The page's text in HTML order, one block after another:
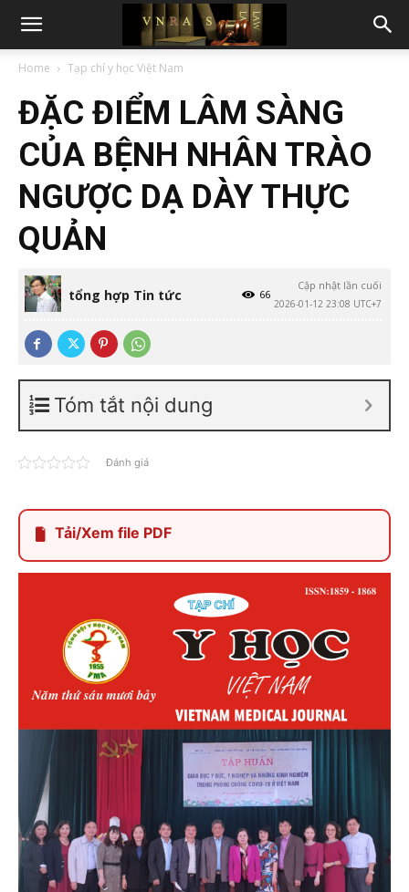
Home Tạp chí y học Việt Nam
ĐẶC ĐIỂM LÂM SÀNG
CỦA BỆNH NHÂN TRÀO
NGƯỢC DẠ DÀY THỰC
QUẢN
tổng hợp Tin tức
Cập nhật lần cuối
2026-01-12 23:08 UTC+7
66
Tóm tắt nội dung
Đánh giá
Tải/Xem file PDF